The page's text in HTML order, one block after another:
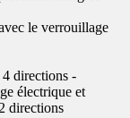
le verrouillage
4 directions -
électrique et
directions